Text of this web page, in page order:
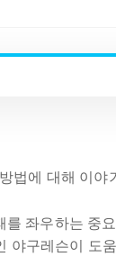
법에 대해 이야
좌우하는 중
야구레슨이 도